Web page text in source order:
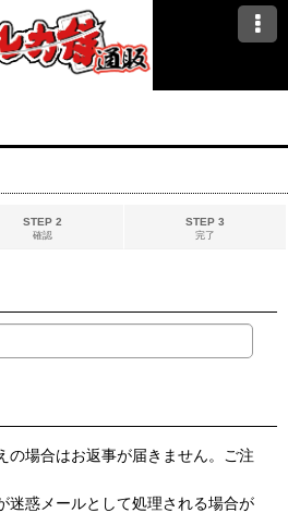
STEP 2
確認
STEP 3
完了
の場合はお返事が届きません。ご注
迷惑メールとして処理される場合が